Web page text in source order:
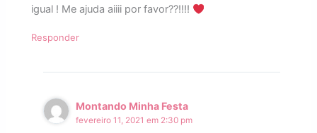
igual ! Me ajuda aiiii por favor??!!!!
Responder
Montando Minha Festa
fevereiro 11, 2021 em 2:30 pm